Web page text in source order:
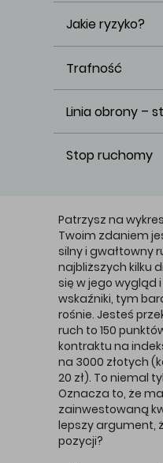
Jakie ryzyko?
Trafność
Linia obrony –
Stop ruchomy
Patrzysz na
Twoim zdaniem
silny i gwałtowny
najbliższych kilku
się w jego wygląd
wskaźniki, tym
rośnie. Jesteś
ruch to 150
kontraktu na
na 3000 złotych
20 zł). To niemal
Oznacza to, że
zainwestowaną
lepszy argument,
pozycji?